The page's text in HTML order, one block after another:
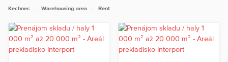
• Vzdialenosť od Bratislavy: cca 467 km
• Možnosť napojenia na železničnú nákladnú dopravu v regióne
• Ideálne pre výrobné a logistické spoločnosti pôsobiace v CEE
regióne
Kechnec Warehousing area Rent